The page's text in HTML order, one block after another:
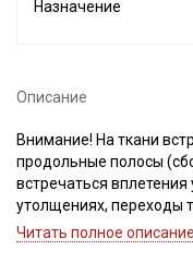
Назначение
Описание
Внимание! На ткани
продольные полосы
встречаться
утолщениях, переходы
окрашивалось, не
Читать полное описание